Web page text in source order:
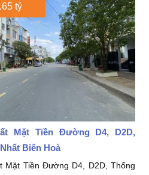
tỷ
Mặt Tiền Đường D4, D2D,
Biên Hoà
Mặt Tiền Đường D4, D2D, Thống